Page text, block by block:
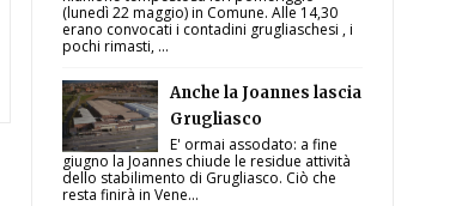
(lunedì 22 maggio) in Comune. Alle 14,30
erano convocati i contadini grugliaschesi , i
pochi rimasti, ...
Anche la Joannes lascia
Grugliasco
E' ormai assodato: a fine
giugno la Joannes chiude le residue attività
dello stabilimento di Grugliasco. Ciò che
resta finirà in Vene...